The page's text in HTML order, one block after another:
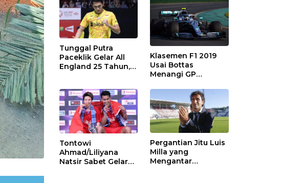
Tunggal Putra
Paceklik Gelar All
England 25 Tahun,
Klasemen F1 2019
Usai Bottas
Menangi GP
Tontowi
Ahmad/Liliyana
Natsir Sabet Gelar
Pergantian Jitu Luis
Milla yang
Mengantar